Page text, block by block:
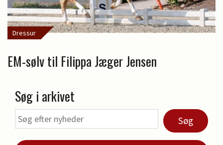
Dressur
EM-sølv til Filippa Jæger Jensen
Søg i arkivet
Søg